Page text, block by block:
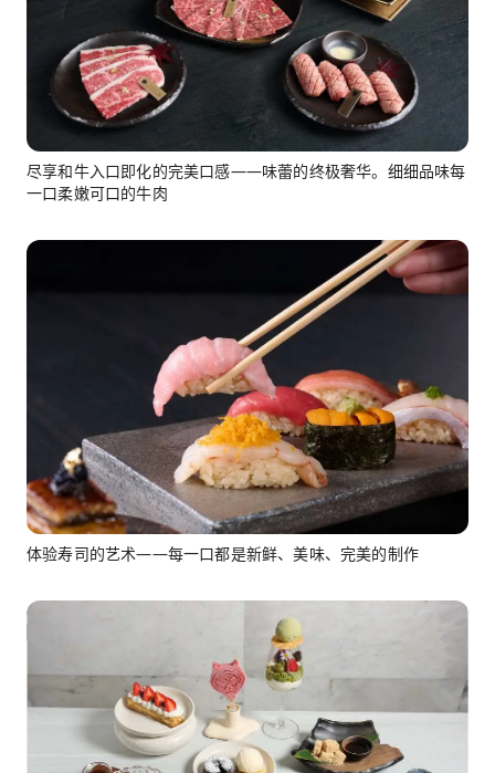
尽享和牛入口即化的完美口感——味蕾的终极奢华。细细品味每
一口柔嫩可口的牛肉
体验寿司的艺术——每一口都是新鲜、美味、完美的制作